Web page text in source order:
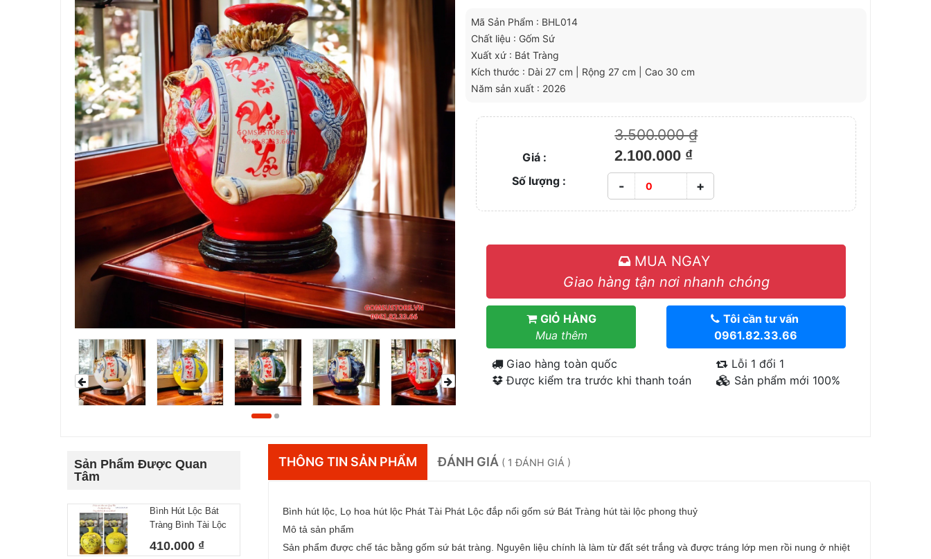
Mã Sản Phẩm : BHL014
Chất liệu : Gốm Sứ
Xuất xứ : Bát Tràng
Kích thước : Dài 27 cm | Rộng 27 cm | Cao 30 cm
Năm sản xuất : 2026
3.500.000 ₫
Giá : 2.100.000 ₫
Số lượng : - +
MUA NGAY
Giao hàng tận nơi nhanh chóng
GIỎ HÀNG
Mua thêm
Tôi cần tư vấn
0961.82.33.66
Giao hàng toàn quốc
Được kiểm tra trước khi thanh toán
Lỗi 1 đổi 1
Sản phẩm mới 100%
Sản Phẩm Được Quan
Tâm
Bình Hút Lộc Bát
Tràng Bình Tài Lộc
Công Danh Tài Lộc
Vàng
410.000 ₫
THÔNG TIN SẢN PHẨM ĐÁNH GIÁ ( 1 ĐÁNH GIÁ )
Bình hút lộc, Lọ hoa hút lộc Phát Tài Phát Lộc đắp nổi gốm sứ Bát Tràng hút tài lộc phong thuỷ
Mô tả sản phẩm
Sản phẩm được chế tác bằng gốm sứ bát tràng. Nguyên liệu chính là làm từ đất sét trắng và được tráng lớp men rồi nung ở nhiệt